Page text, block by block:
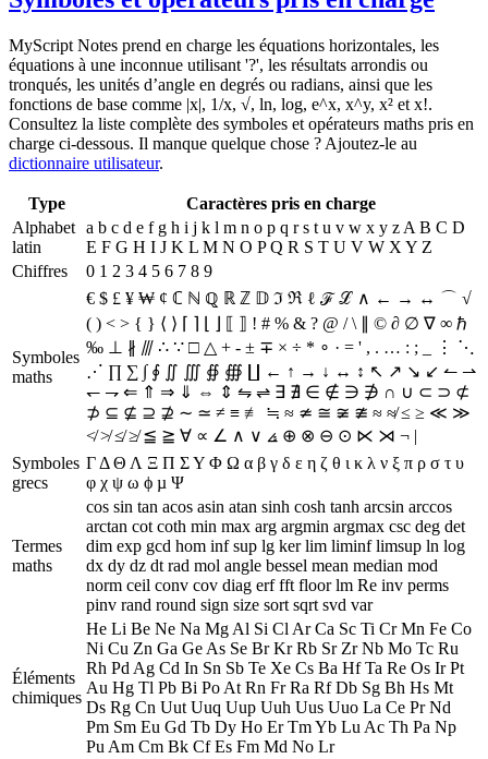
MyScript Notes prend en charge les équations horizontales, les
équations à une inconnue utilisant '?', les résultats arrondis ou
tronqués, les unités d’angle en degrés ou radians, ainsi que les
fonctions de base comme |x|, 1/x, √, ln, log, e^x, x^y, x² et x!.
Consultez la liste complète des symboles et opérateurs maths pris en
charge ci-dessous. Il manque quelque chose ? Ajoutez-le au
dictionnaire utilisateur.
Type
Caractères pris en charge
Alphabet
latin
a b c d e f g h i j k l m n o p q r s t u v w x y z A B C D
E F G H I J K L M N O P Q R S T U V W X Y Z
Chiffres
0 1 2 3 4 5 6 7 8 9
Symboles
maths
€ $ £ ¥ ₩ ¢ ℂ ℕ ℚ ℝ ℤ 𝔻 ℑ ℜ ℓ ℱ ℒ ∧ ← → ↔ ⌒ √
( ) < > { } ⟨ ⟩ ⌈ ⌉ ⌊ ⌋ ⟦ ⟧ ! # % & ? @ / \ ∥ © ∂ ∅ ∇ ∞ ℏ
‰ ⊥ ∦ ⫻ ∴ ∵ □ △ + - ± ∓ × ÷ * ∘ · = ' , . … : ; _ ⋮ ⋱
⋰ ∏ ∑ ∫ ∮ ∬ ∭ ∯ ∰ ∐ ← ↑ → ↓ ↔ ↕ ↖ ↗ ↘ ↙ ↼ ⇀
↽ ⇁ ⇐ ⇑ ⇒ ⇓ ⇔ ⇕ ⇋ ⇌ ∃ ∄ ∈ ∉ ∋ ∌ ∩ ∪ ⊂ ⊃ ⊄
⊅ ⊆ ⊈ ⊇ ⊉ ∼ ≃ ≠ ≡ ≢ ≒ ≈ ≄ ≅ ≆ ≇ ≈ ≉ ≤ ≥ ≪ ≫
≮ ≯ ≰ ≱ ≦ ≧ ∀ ∝ ∠ ∧ ∨ ⦞ ⊕ ⊗ ⊖ ⊙ ⋉ ⋊ ¬ |
Symboles
grecs
Γ Δ Θ Λ Ξ Π Σ Υ Φ Ω α β γ δ ε η ζ θ ι κ λ ν ξ π ρ σ τ υ
φ χ ψ ω ϕ µ Ψ
Termes
maths
cos sin tan acos asin atan sinh cosh tanh arcsin arccos
arctan cot coth min max arg argmin argmax csc deg det
dim exp gcd hom inf sup lg ker lim liminf limsup ln log
dx dy dz dt rad mol angle bessel mean median mod
norm ceil conv cov diag erf fft floor lm Re inv perms
pinv rand round sign size sort sqrt svd var
Éléments
chimiques
He Li Be Ne Na Mg Al Si Cl Ar Ca Sc Ti Cr Mn Fe Co
Ni Cu Zn Ga Ge As Se Br Kr Rb Sr Zr Nb Mo Tc Ru
Rh Pd Ag Cd In Sn Sb Te Xe Cs Ba Hf Ta Re Os Ir Pt
Au Hg Tl Pb Bi Po At Rn Fr Ra Rf Db Sg Bh Hs Mt
Ds Rg Cn Uut Uuq Uup Uuh Uus Uuo La Ce Pr Nd
Pm Sm Eu Gd Tb Dy Ho Er Tm Yb Lu Ac Th Pa Np
Pu Am Cm Bk Cf Es Fm Md No Lr